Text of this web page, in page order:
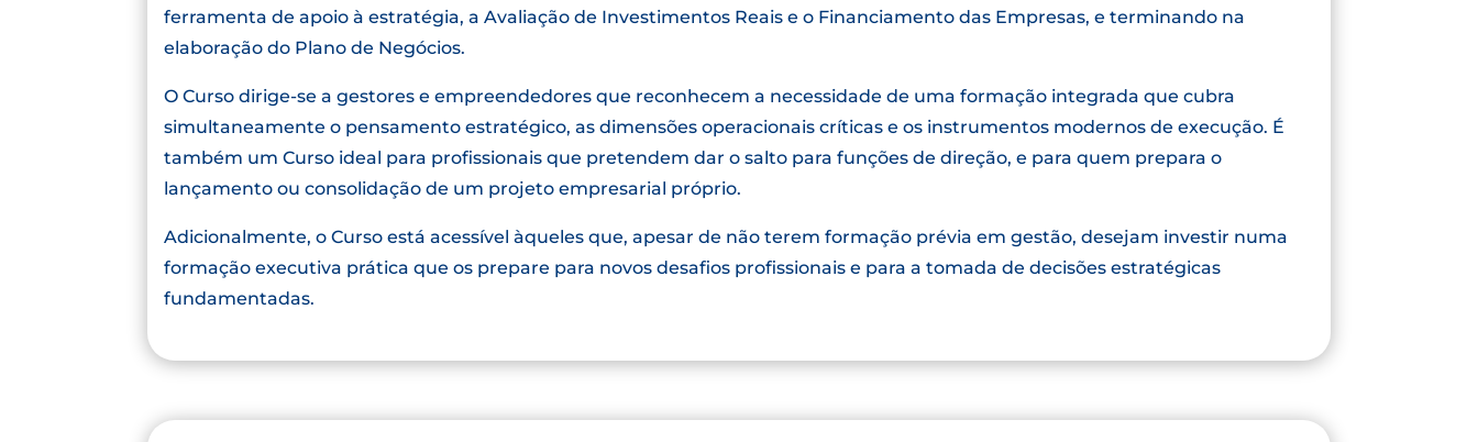
ferramenta de apoio à estratégia, a Avaliação de Investimentos Reais e o Financiamento das Empresas, e terminando na
elaboração do Plano de Negócios.
O Curso dirige-se a gestores e empreendedores que reconhecem a necessidade de uma formação integrada que cubra
simultaneamente o pensamento estratégico, as dimensões operacionais críticas e os instrumentos modernos de execução. É
também um Curso ideal para profissionais que pretendem dar o salto para funções de direção, e para quem prepara o
lançamento ou consolidação de um projeto empresarial próprio.
Adicionalmente, o Curso está acessível àqueles que, apesar de não terem formação prévia em gestão, desejam investir numa
formação executiva prática que os prepare para novos desafios profissionais e para a tomada de decisões estratégicas
fundamentadas.